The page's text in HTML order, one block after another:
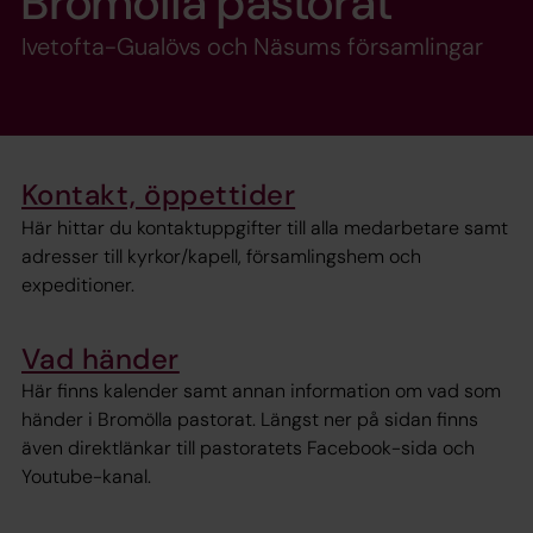
Ivetofta-Gualövs och Näsums församlingar
Kontakt, öppettider
Här hittar du kontaktuppgifter till alla medarbetare samt
adresser till kyrkor/kapell, församlingshem och
expeditioner.
Vad händer
Här finns kalender samt annan information om vad som
händer i Bromölla pastorat. Längst ner på sidan finns
även direktlänkar till pastoratets Facebook-sida och
Youtube-kanal.